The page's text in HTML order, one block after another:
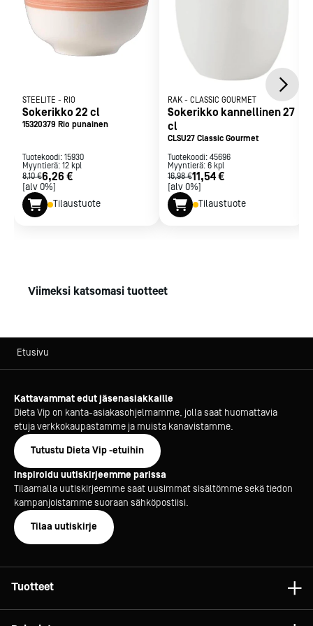
STEELITE - RIO
Sokerikko 22 cl
15320379 Rio punainen
Tuotekoodi: 15930
Myyntierä: 12 kpl
8,10 €6,26 €
[alv 0%]
Tilaustuote
RAK - CLASSIC GOURMET
Sokerikko kannellinen 27
cl
CLSU27 Classic Gourmet
Tuotekoodi: 45696
Myyntierä: 6 kpl
16,98 €11,54 €
[alv 0%]
Tilaustuote
Viimeksi katsomasi tuotteet
Etusivu
Kattavammat edut jäsenasiakkaille
Dieta Vip on kanta-asiakasohjelmamme, jolla saat huomattavia
etuja verkkokaupastamme ja muista kanavistamme.
Tutustu Dieta Vip -etuihin
Inspiroidu uutiskirjeemme parissa
Tilaamalla uutiskirjeemme saat uusimmat sisältömme sekä tiedon
kampanjoistamme suoraan sähköpostiisi.
Tilaa uutiskirje
Tuotteet